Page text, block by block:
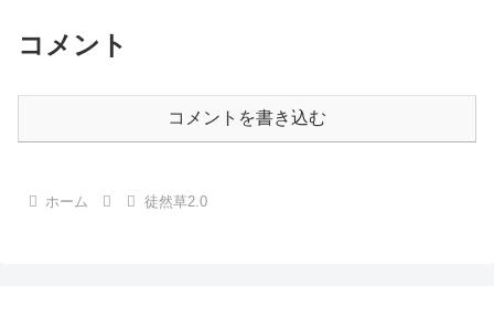
コメント
コメントを書き込む
ホーム 徒然草2.0